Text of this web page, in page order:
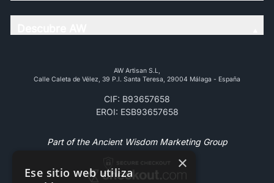
AW Artisan S.L,
Calle Caleta de Vélez, 39 P.l. Santa Teresa, 29004 Málaga - España
CIF: B93657658
EROI: ESB93657658
Part of the Ancient Wisdom Marketing Group
×
Ese sitio web utiliza